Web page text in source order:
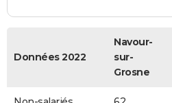
Données 2022
Navour-
sur-
Grosne